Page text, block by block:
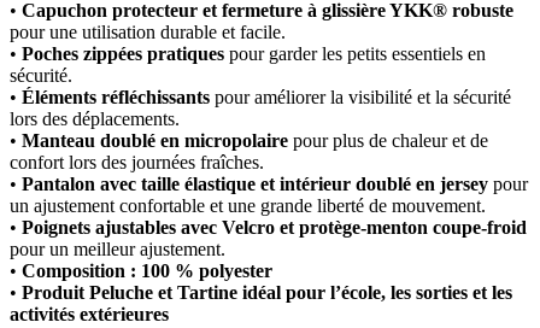
• Capuchon protecteur et fermeture à glissière YKK® robuste
pour une utilisation durable et facile.
• Poches zippées pratiques pour garder les petits essentiels en
sécurité.
• Éléments réfléchissants pour améliorer la visibilité et la sécurité
lors des déplacements.
• Manteau doublé en micropolaire pour plus de chaleur et de
confort lors des journées fraîches.
• Pantalon avec taille élastique et intérieur doublé en jersey pour
un ajustement confortable et une grande liberté de mouvement.
• Poignets ajustables avec Velcro et protège-menton coupe-froid
pour un meilleur ajustement.
• Composition : 100 % polyester
• Produit Peluche et Tartine idéal pour l’école, les sorties et les
activités extérieures